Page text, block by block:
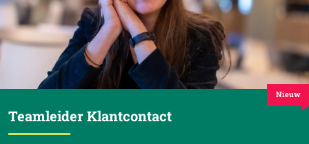
Teamleider Klantcontact
Nieuw